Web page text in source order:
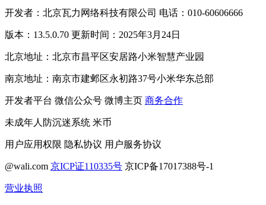
开发者：北京瓦力网络科技有限公司 电话：010-60606666
版本：13.5.0.70 更新时间：2025年3月24日
北京地址：北京市昌平区安居路小米智慧产业园
南京地址：南京市建邺区永初路37号小米华东总部
开发者平台 微信公众号 微博主页 商务合作
未成年人防沉迷系统 米币
用户应用权限 隐私协议 用户服务协议
@wali.com 京ICP证110335号 京ICP备17017388号-1
营业执照